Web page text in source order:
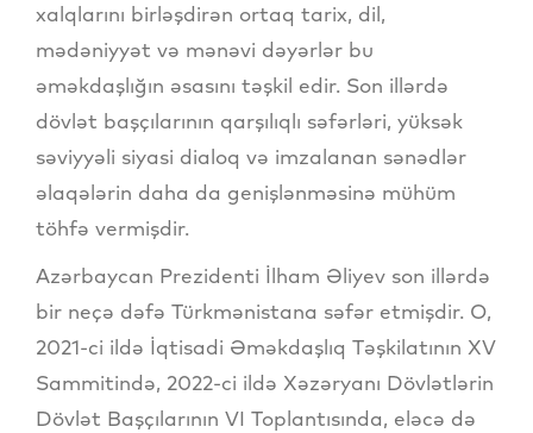
xalqlarını birləşdirən ortaq tarix, dil,
mədəniyyət və mənəvi dəyərlər bu
əməkdaşlığın əsasını təşkil edir. Son illərdə
dövlət başçılarının qarşılıqlı səfərləri, yüksək
səviyyəli siyasi dialoq və imzalanan sənədlər
əlaqələrin daha da genişlənməsinə mühüm
töhfə vermişdir.
Azərbaycan Prezidenti İlham Əliyev son illərdə
bir neçə dəfə Türkmənistana səfər etmişdir. O,
2021-ci ildə İqtisadi Əməkdaşlıq Təşkilatının XV
Sammitində, 2022-ci ildə Xəzəryanı Dövlətlərin
Dövlət Başçılarının VI Toplantısında, eləcə də